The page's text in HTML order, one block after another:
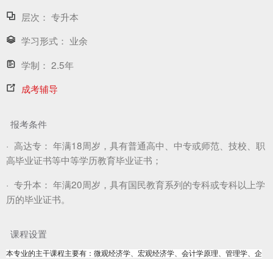
层次： 专升本
学习形式： 业余
学制： 2.5年
成考辅导
报考条件
· 高达专： 年满18周岁，具有普通高中、中专或师范、技校、职
高毕业证书等中等学历教育毕业证书；
· 专升本： 年满20周岁，具有国民教育系列的专科或专科以上学
历的毕业证书。
课程设置
本专业的主干课程主要有：微观经济学、宏观经济学、会计学原理、管理学、企